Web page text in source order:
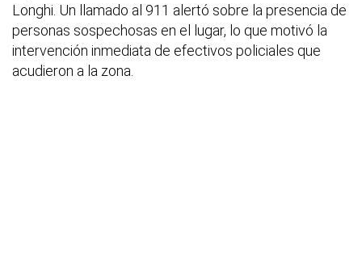
Longhi. Un llamado al 911 alertó sobre la presencia de
personas sospechosas en el lugar, lo que motivó la
intervención inmediata de efectivos policiales que
acudieron a la zona.